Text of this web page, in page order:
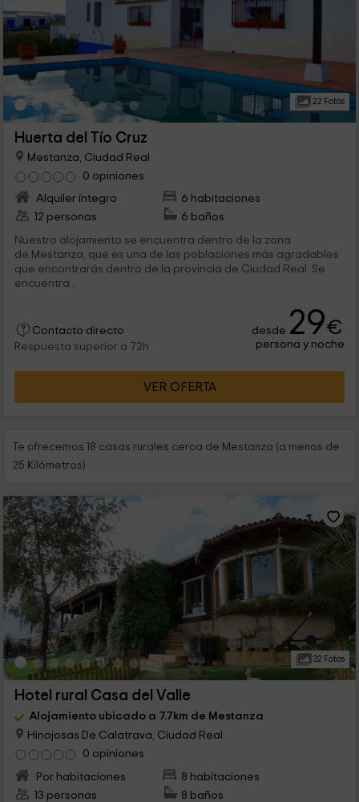
22 Fotos
Huerta del Tío Cruz
Mestanza, Ciudad Real
0 opiniones
Alquiler íntegro
6 habitaciones
12 personas
6 baños
Nuestro alojamiento se encuentra dentro de la zona
de Mestanza, que es una de las poblaciones más agradables
que encontrarás dentro de la provincia de Ciudad Real. Se
encuentra...
Contacto directo
Respuesta superior a 72h
desde 29€
persona y noche
VER OFERTA
Te ofrecemos 18 casas rurales cerca de Mestanza (a menos de
25 Kilómetros)
32 Fotos
Hotel rural Casa del Valle
Alojamiento ubicado a 7.7km de Mestanza
Hinojosas De Calatrava, Ciudad Real
0 opiniones
Por habitaciones
8 habitaciones
13 personas
8 baños